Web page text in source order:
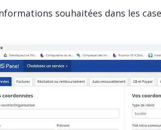
souhaitées dans les